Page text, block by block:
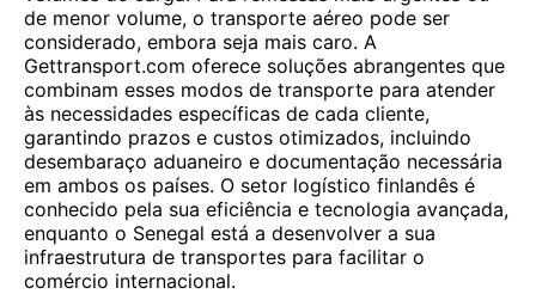
de menor volume, o transporte aéreo pode ser
considerado, embora seja mais caro. A
Gettransport.com oferece soluções abrangentes que
combinam esses modos de transporte para atender
às necessidades específicas de cada cliente,
garantindo prazos e custos otimizados, incluindo
desembaraço aduaneiro e documentação necessária
em ambos os países. O setor logístico finlandês é
conhecido pela sua eficiência e tecnologia avançada,
enquanto o Senegal está a desenvolver a sua
infraestrutura de transportes para facilitar o
comércio internacional.